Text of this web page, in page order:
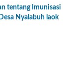
tentang Imunisasi
Nyalabuh laok